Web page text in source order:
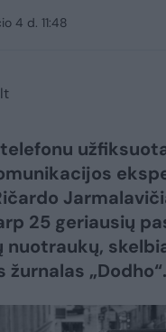
4 d. 11:48
25 geriausių
nuotraukų,
„Dodho“.